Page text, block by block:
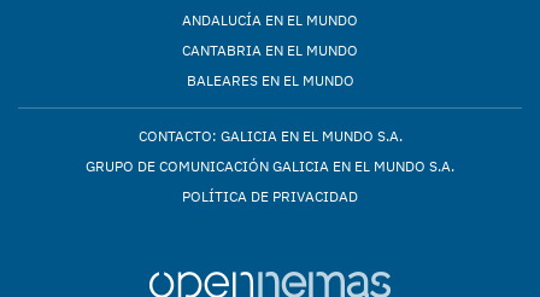
ANDALUCÍA EN EL MUNDO
CANTABRIA EN EL MUNDO
BALEARES EN EL MUNDO
CONTACTO: GALICIA EN EL MUNDO S.A.
GRUPO DE COMUNICACIÓN GALICIA EN EL MUNDO S.A.
POLÍTICA DE PRIVACIDAD